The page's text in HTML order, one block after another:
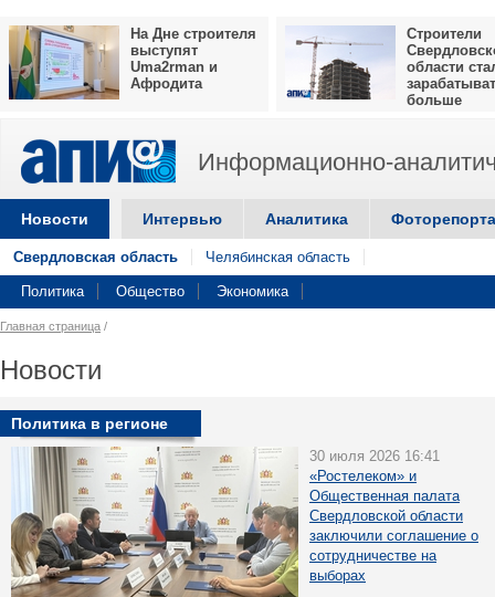
На Дне строителя
выступят
Uma2rman и
Афродита
Строители
области
больше
Информационно-
Новости Интервью Аналитика
Свердловская область Челябинская область
Политика Общество Экономика
Главная страница /
Новости
Политика в регионе
30 июля 2026 16:41
«Ростелеком» и
Общественная палата
Свердловской области
заключили соглашение о
сотрудничестве на
выборах